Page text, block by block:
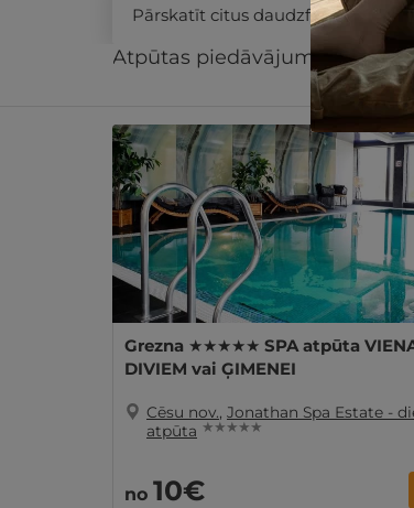
Atpūtas piedāvājums
Pārskatīt citus daudzfunkcionālās
Līdzīgi atpūtas piedāvājumi
Grezna ★★★★★ SPA atpūta
DIVIEM vai ĢIMENEI
Cēsu nov., Jonathan Spa Estate -
atpūta ★ ★ ★ ★ ★
no 10€